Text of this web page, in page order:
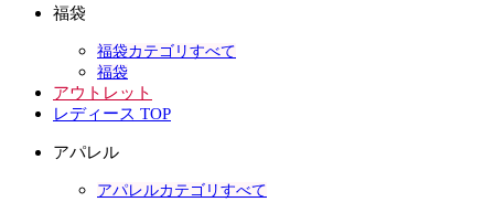
福袋
福袋カテゴリすべて
福袋
アウトレット
レディース TOP
アパレル
アパレルカテゴリすべて